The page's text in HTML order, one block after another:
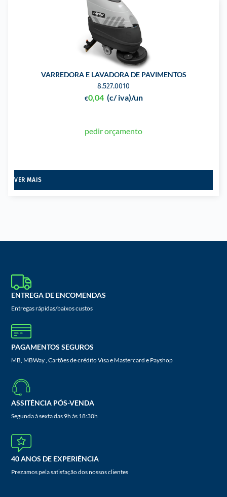
VARREDORA E LAVADORA DE PAVIMENTOS
8.527.0010
€0,04 (c/ iva)/un
pedir orçamento
VER MAIS
ENTREGA DE ENCOMENDAS
Entregas rápidas/baixos custos
PAGAMENTOS SEGUROS
MB, MBWay , Cartões de crédito Visa e Mastercard e Payshop
ASSITÊNCIA PÓS-VENDA
Segunda à sexta das 9h às 18:30h
40 ANOS DE EXPERIÊNCIA
Prezamos pela satisfação dos nossos clientes